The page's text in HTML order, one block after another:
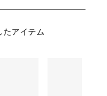
たアイテム